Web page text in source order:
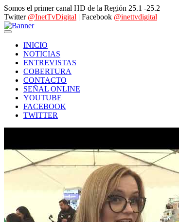
Somos el primer canal HD de la Región 25.1 -25.2
Twitter @InetTvDigital | Facebook @inettvdigital
INICIO
NOTICIAS
ENTREVISTAS
COBERTURA
CONTACTO
SEÑAL ONLINE
YOUTUBE
FACEBOOK
TWITTER